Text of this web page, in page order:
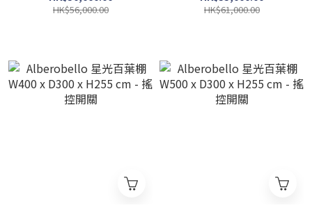
HK$56,000.00 HK$61,000.00